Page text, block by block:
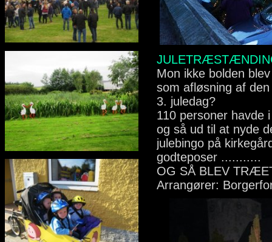
Mon ikke bolden
som afløsning af
3. juledag?
110 personer havde
og så ud til at nyde
julebingo på
godteposer ...........
OG SÅ BLEV
Arrangører: